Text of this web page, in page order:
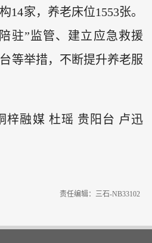
14家，养老床位1553张。
驻”监管、建立应急救援
等举措，不断提升养老服
梓融媒 杜瑶 贵阳台 卢迅
责任编辑：三石-NB33102